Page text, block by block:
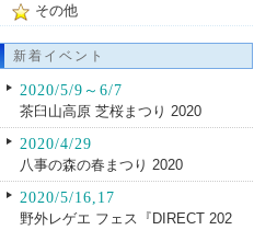
その他
新着イベント
2020/5/9～6/7
茶臼山高原 芝桜まつり 2020
2020/4/29
八事の森の春まつり 2020
2020/5/16,17
野外レゲエ フェス『DIRECT 202